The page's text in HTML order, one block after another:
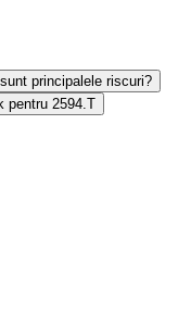
principalele riscuri?
pentru 2594.T